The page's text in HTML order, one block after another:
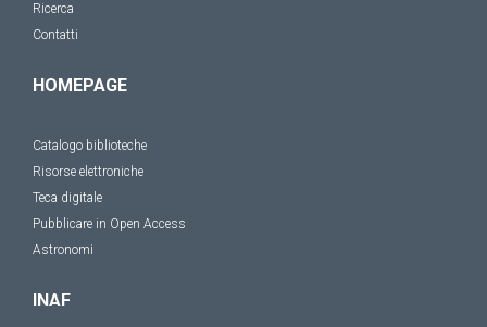
Ricerca
Contatti
HOMEPAGE
Catalogo biblioteche
Risorse elettroniche
Teca digitale
Pubblicare in Open Access
Astronomi
INAF